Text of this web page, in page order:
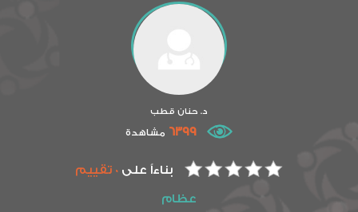
د. حنان قطب
6399 مشاهدة
بناءاً على0 تقييم
عظام